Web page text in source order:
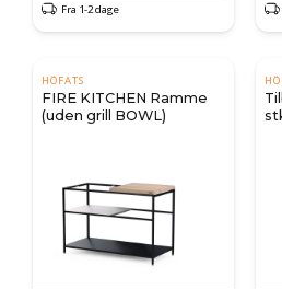
Fra 1-2 dage
HÖFATS
FIRE KITCHEN Ramme
(uden grill BOWL)